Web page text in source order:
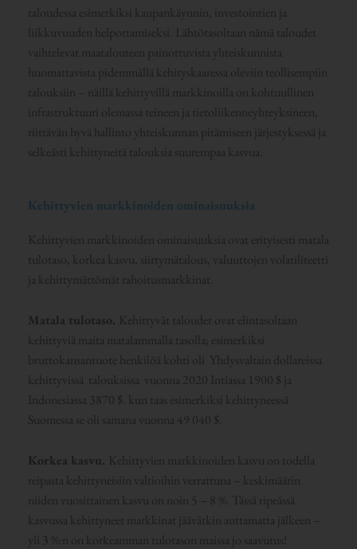
taloudessa esimerkiksi kaupankäynnin, investointien ja
liikkuvuuden helpottamiseksi. Lähtötasoltaan nämä taloudet
vaihtelevat maatalouteen painottuvista yhteiskunnista
huomattavista pidemmällä kehityskaaressa oleviin teollisempiin
talouksiin – näillä kehittyvillä markkinoilla on kohtuullinen
infrastruktuuri olemassa teineen ja tietoliikenneyhteyksineen,
riittävän hyvä hallinto yhteiskunnan pitämiseen järjestyksessä ja
selkeästi kehittyneitä talouksia suurempaa kasvua.
Kehittyvien markkinoiden ominaisuuksia
Kehittyvien markkinoiden ominaisuuksia ovat erityisesti matala
tulotaso, korkea kasvu, siirtymätalous, valuuttojen volatiliteetti
ja kehittymättömät rahoitusmarkkinat.
Matala tulotaso. Kehittyvät taloudet ovat elintasoltaan
kehittyviä maita matalammalla tasolla; esimerkiksi
bruttokansantuote henkilöä kohti oli Yhdysvaltain dollareissa
kehittyvissä talouksissa vuonna 2020 Intiassa 1900 $ ja
Indonesiassa 3870 $. kun taas esimerkiksi kehittyneessä
Suomessa se oli samana vuonna 49 040 $.
Korkea kasvu. Kehittyvien markkinoiden kasvu on todella
reipasta kehittyneisiin valtioihin verrattuna – keskimäärin
niiden vuosittainen kasvu on noin 5 – 8 %. Tässä ripeässä
kasvussa kehittyneet markkinat jäävätkin auttamatta jälkeen –
yli 3 %:n on korkeamman tulotason maissa jo saavutus!